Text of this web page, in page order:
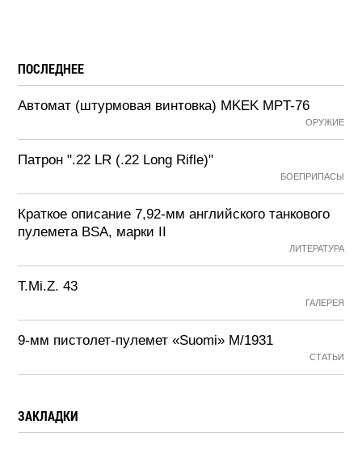
ПОСЛЕДНЕЕ
Автомат (штурмовая винтовка) MKEK MPT-76
ОРУЖИЕ
Патрон ".22 LR (.22 Long Rifle)"
БОЕПРИПАСЫ
Краткое описание 7,92-мм английского танкового
пулемета BSA, марки II
ЛИТЕРАТУРА
T.Mi.Z. 43
ГАЛЕРЕЯ
9-мм пистолет-пулемет «Suomi» М/1931
СТАТЬИ
ЗАКЛАДКИ